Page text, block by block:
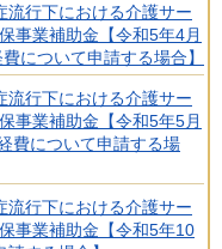
流行下における介護サー
事業補助金【令和5年4月
について申請する場合】
流行下における介護サー
事業補助金【令和5年5月
費について申請する場
流行下における介護サー
事業補助金【令和5年10